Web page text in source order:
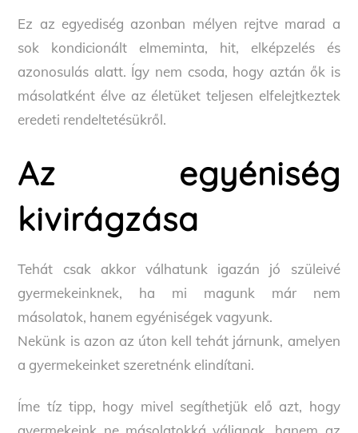
Ez az egyediség azonban mélyen rejtve marad a
sok kondicionált elmeminta, hit, elképzelés és
azonosulás alatt. Így nem csoda, hogy aztán ők is
másolatként élve az életüket teljesen elfelejtkeztek
eredeti rendeltetésükről.
Az egyéniség
kivirágzása
Tehát csak akkor válhatunk igazán jó szüleivé
gyermekeinknek, ha mi magunk már nem
másolatok, hanem egyéniségek vagyunk.
Nekünk is azon az úton kell tehát járnunk, amelyen
a gyermekeinket szeretnénk elindítani.
Íme tíz tipp, hogy mivel segíthetjük elő azt, hogy